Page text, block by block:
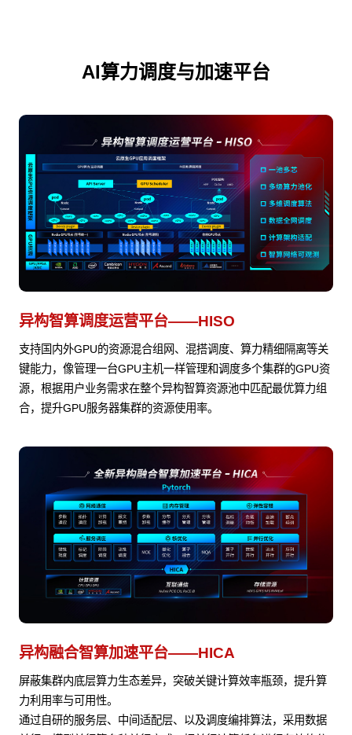
AI算力调度与加速平台
异构智算调度运营平台——HISO
支持国内外GPU的资源混合组网、混搭调度、算力精细隔离等关
键能力，像管理一台GPU主机一样管理和调度多个集群的GPU资
源，根据用户业务需求在整个异构智算资源池中匹配最优算力组
合，提升GPU服务器集群的资源使用率。
异构融合智算加速平台——HICA
屏蔽集群内底层算力生态差异，突破关键计算效率瓶颈，提升算
力利用率与可用性。
通过自研的服务层、中间适配层、以及调度编排算法，采用数据